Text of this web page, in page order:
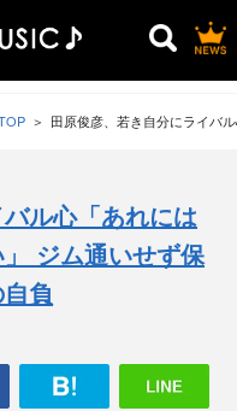
田原俊彦、若き自分にライバ
ル心「あれには
ジム通いせず保
負